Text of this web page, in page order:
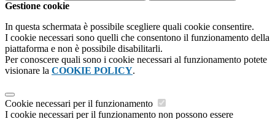
Gestione cookie
In questa schermata è possibile scegliere quali cookie consentire.
I cookie necessari sono quelli che consentono il funzionamento della
piattaforma e non è possibile disabilitarli.
Per conoscere quali sono i cookie necessari al funzionamento potete
visionare la COOKIE POLICY.
Cookie necessari per il funzionamento
I cookie necessari per il funzionamento non possono essere